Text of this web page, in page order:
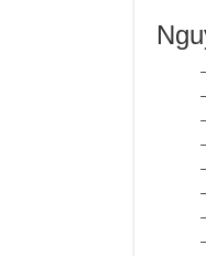
– Đỗ
–
–
–
–
–
– Ớt
–